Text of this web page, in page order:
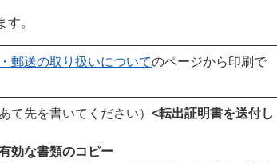
。
郵送の取り扱いについてのページから印刷で
て先を書いてください） <転出証明書を送付し
効な書類のコピー